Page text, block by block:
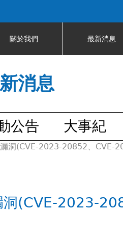
關於我們 最新消息
消息
公告 大事紀
漏洞(CVE-2023-20852、CVE-
洞(CVE-2023-